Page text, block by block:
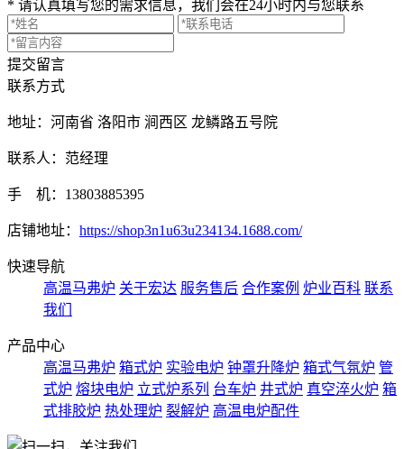
* 请认真填写您的需求信息，我们会在24小时内与您联系
提交留言
联系方式
地址：河南省 洛阳市 涧西区 龙鳞路五号院
联系人：范经理
手 机：13803885395
店铺地址： https://shop3n1u63u234134.1688.com/
快速导航
高温马弗炉 关于宏达 服务售后 合作案例 炉业百科 联系
我们
产品中心
高温马弗炉 箱式炉 实验电炉 钟罩升降炉 箱式气氛炉 管
式炉 熔块电炉 立式炉系列 台车炉 井式炉 真空淬火炉 箱
式排胶炉 热处理炉 裂解炉 高温电炉配件